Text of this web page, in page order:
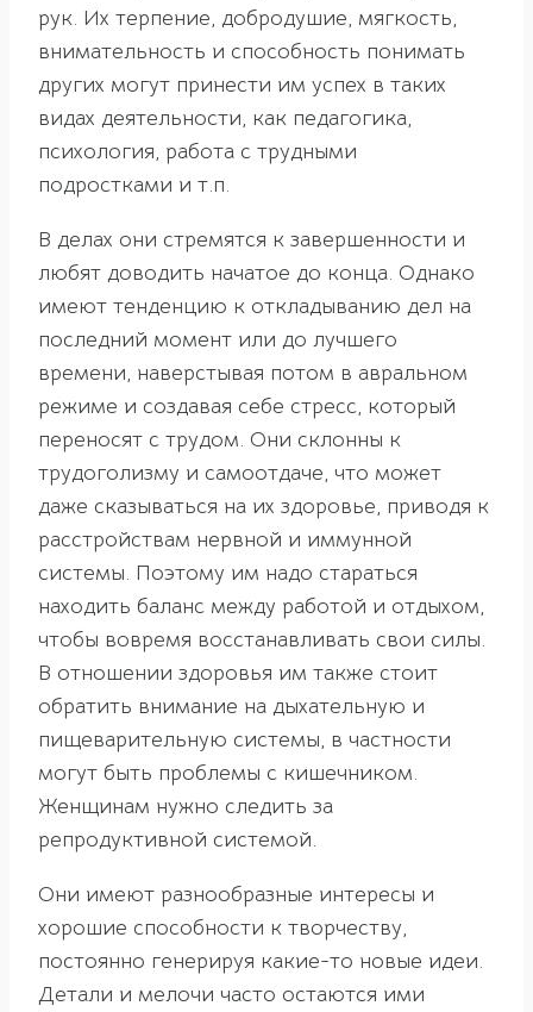
рук. Их терпение, добродушие, мягкость,
внимательность и способность понимать
других могут принести им успех в таких
видах деятельности, как педагогика,
психология, работа с трудными
подростками и т.п.
В делах они стремятся к завершенности и
любят доводить начатое до конца. Однако
имеют тенденцию к откладыванию дел на
последний момент или до лучшего
времени, наверстывая потом в авральном
режиме и создавая себе стресс, который
переносят с трудом. Они склонны к
трудоголизму и самоотдаче, что может
даже сказываться на их здоровье, приводя к
расстройствам нервной и иммунной
системы. Поэтому им надо стараться
находить баланс между работой и отдыхом,
чтобы вовремя восстанавливать свои силы.
В отношении здоровья им также стоит
обратить внимание на дыхательную и
пищеварительную системы, в частности
могут быть проблемы с кишечником.
Женщинам нужно следить за
репродуктивной системой.
Они имеют разнообразные интересы и
хорошие способности к творчеству,
постоянно генерируя какие-то новые идеи.
Детали и мелочи часто остаются ими